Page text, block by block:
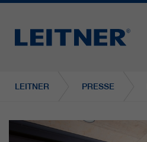
LEITNER PRESSE